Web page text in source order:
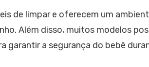
de limpar e oferecem um
Além disso, muitos modelos
garantir a segurança do bebê